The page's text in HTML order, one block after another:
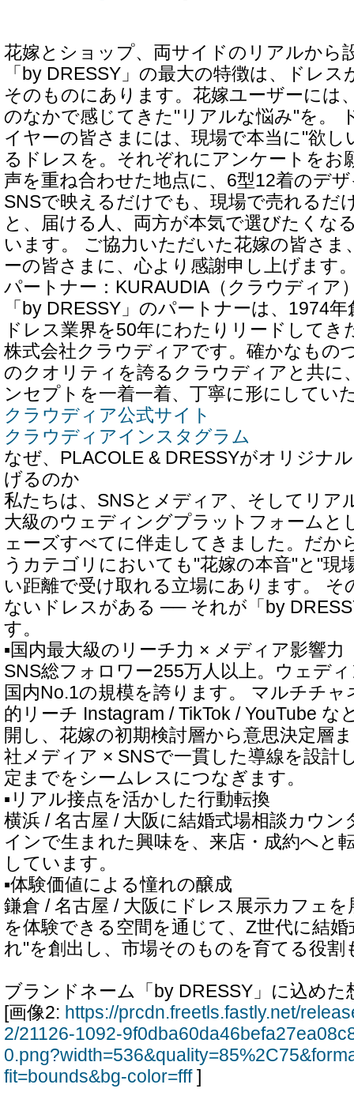
花嫁とショップ、両サイドのリアルから
「by DRESSY」の最大の特徴は、ドレ
そのものにあります。花嫁ユーザーには
のなかで感じてきた"リアルな悩み"を。
イヤーの皆さまには、現場で本当に"欲し
るドレスを。それぞれにアンケートをお
声を重ね合わせた地点に、6型12着のデ
SNSで映えるだけでも、現場で売れるだ
と、届ける人、両方が本気で選びたくな
います。 ご協力いただいた花嫁の皆さ
ーの皆さまに、心より感謝申し上げます
パートナー：KURAUDIA（クラウディア
「by DRESSY」のパートナーは、1974
ドレス業界を50年にわたりリードしてき
株式会社クラウディアです。確かなもの
のクオリティを誇るクラウディアと共に
ンセプトを一着一着、丁寧に形にしてい
クラウディア公式サイト
クラウディアインスタグラム
なぜ、PLACOLE & DRESSYがオリジナ
げるのか
私たちは、SNSとメディア、そしてリア
大級のウェディングプラットフォームと
ェーズすべてに伴走してきました。だか
うカテゴリにおいても"花嫁の本音"と"現
い距離で受け取れる立場にあります。 そ
ないドレスがある ── それが「by
す。
▪️国内最大級のリーチ力 × メディア影響力
SNS総フォロワー255万人以上。ウェデ
国内No.1の規模を誇ります。 マルチチ
的リーチ Instagram / TikTok / YouTube な
開し、花嫁の初期検討層から意思決定層
社メディア × SNSで一貫した導線を設計
定までをシームレスにつなぎます。
▪️リアル接点を活かした行動転換
横浜 / 名古屋 / 大阪に結婚式場相談カウ
インで生まれた興味を、来店・成約へと
しています。
▪️体験価値による憧れの醸成
鎌倉 / 名古屋 / 大阪にドレス展示カフェ
を体験できる空間を通じて、Z世代に結
れ"を創出し、市場そのものを育てる役割
ブランドネーム「by DRESSY」に込めた
[画像2: https://prcdn.freetls.fastly.net/
2/21126-1092-
fit=bounds&bg-color=fff]